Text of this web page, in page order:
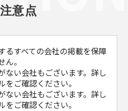
注意点
るすべての会社の掲載を保障
。
ない会社もございます。詳し
をご確認ください。
ない会社もございます。詳し
をご確認ください。